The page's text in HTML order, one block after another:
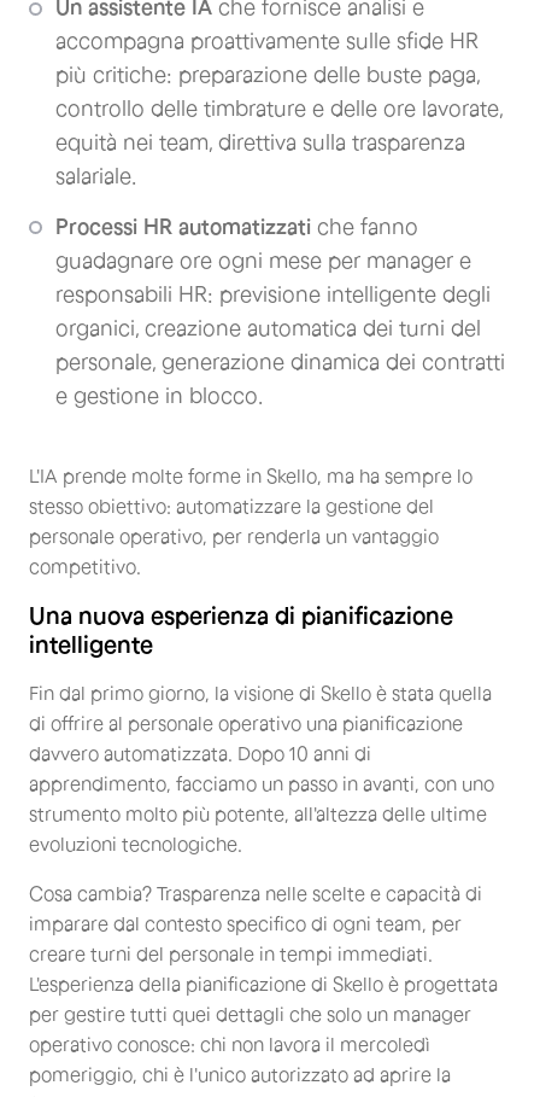
Un assistente IA che fornisce analisi e
accompagna proattivamente sulle sfide HR
più critiche: preparazione delle buste paga,
controllo delle timbrature e delle ore lavorate,
equità nei team, direttiva sulla trasparenza
salariale.
Processi HR automatizzati che fanno
guadagnare ore ogni mese per manager e
responsabili HR: previsione intelligente degli
organici, creazione automatica dei turni del
personale, generazione dinamica dei contratti
e gestione in blocco.
L'IA prende molte forme in Skello, ma ha sempre lo
stesso obiettivo: automatizzare la gestione del
personale operativo, per renderla un vantaggio
competitivo.
Una nuova esperienza di pianificazione
intelligente
Fin dal primo giorno, la visione di Skello è stata quella
di offrire al personale operativo una pianificazione
davvero automatizzata. Dopo 10 anni di
apprendimento, facciamo un passo in avanti, con uno
strumento molto più potente, all'altezza delle ultime
evoluzioni tecnologiche.
Cosa cambia? Trasparenza nelle scelte e capacità di
imparare dal contesto specifico di ogni team, per
creare turni del personale in tempi immediati.
L'esperienza della pianificazione di Skello è progettata
per gestire tutti quei dettagli che solo un manager
operativo conosce: chi non lavora il mercoledì
pomeriggio, chi è l'unico autorizzato ad aprire la